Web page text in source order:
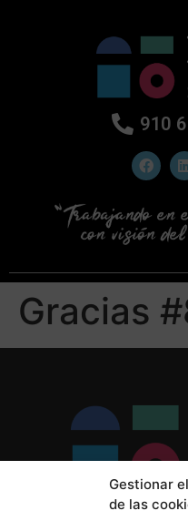
Gestionar
de las
910
Gracias